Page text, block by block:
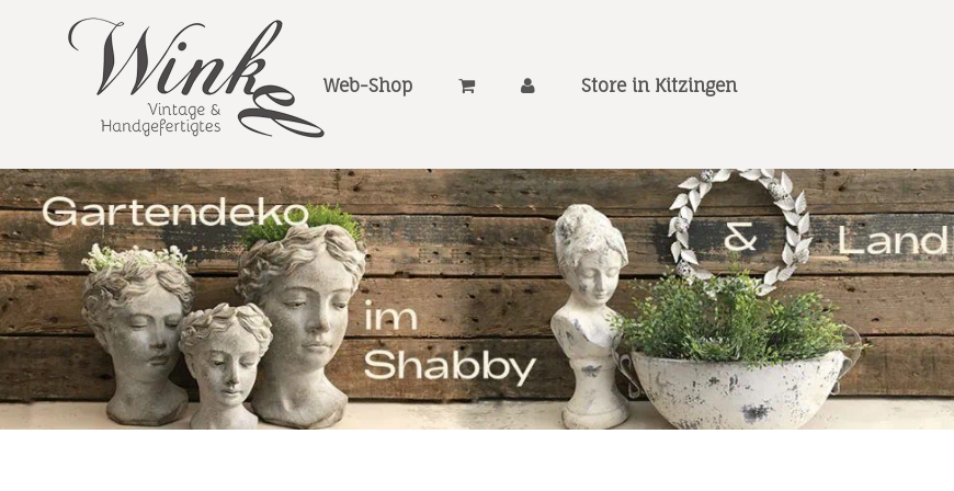
Web-Shop Store in Kitzingen